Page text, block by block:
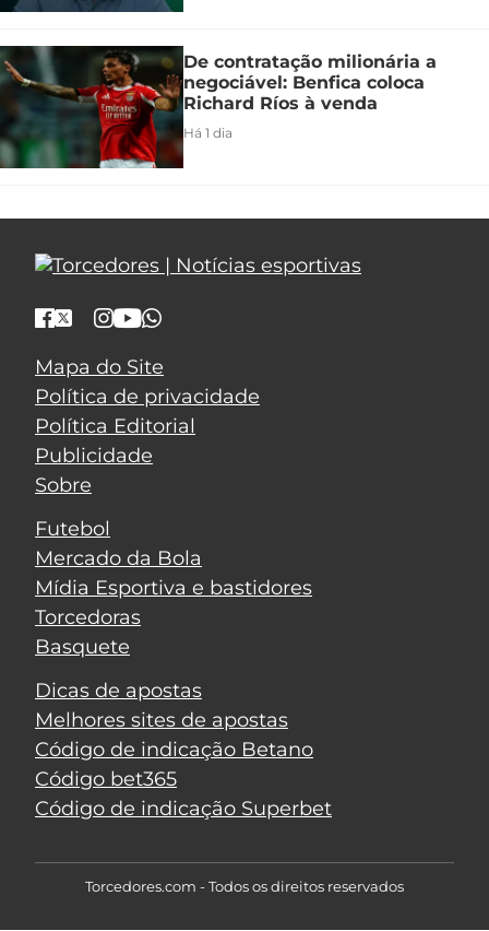
De contratação milionária a
negociável: Benfica coloca
Richard Ríos à venda
Há 1 dia
Mapa do Site
Política de privacidade
Política Editorial
Publicidade
Sobre
Futebol
Mercado da Bola
Mídia Esportiva e bastidores
Torcedoras
Basquete
Dicas de apostas
Melhores sites de apostas
Código de indicação Betano
Código bet365
Código de indicação Superbet
Torcedores.com - Todos os direitos reservados